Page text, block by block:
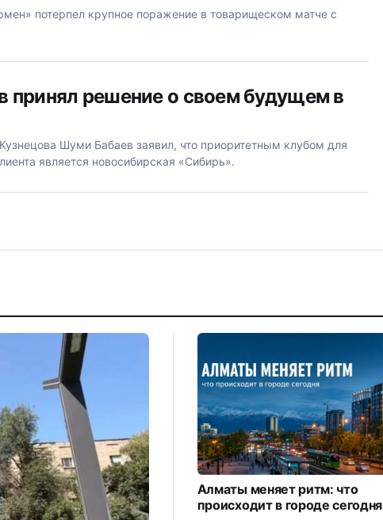
потерпел крупное поражение в товарищеском матче с
принял решение о своем будущем в
Шуми Бабаев заявил, что приоритетным клубом для
является новосибирская «Сибирь».
Алматы меняет ритм: что
происходит в городе сегодня